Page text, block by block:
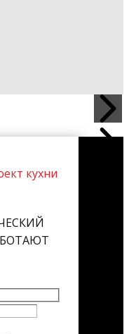
кухни